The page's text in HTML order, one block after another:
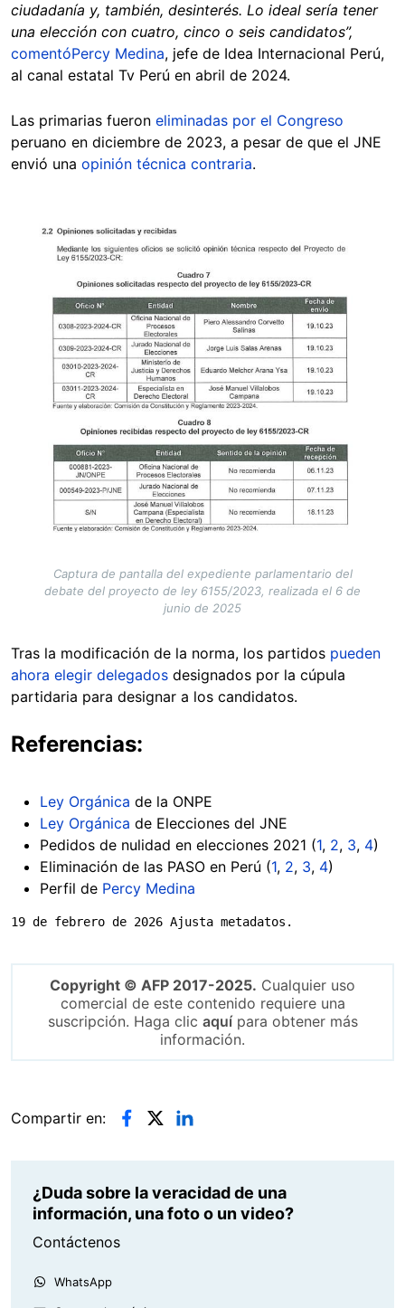
ciudadanía y, también, desinterés. Lo ideal sería tener
una elección con cuatro, cinco o seis candidatos”,
comentóPercy Medina, jefe de Idea Internacional Perú,
al canal estatal Tv Perú en abril de 2024.
Las primarias fueron eliminadas por el Congreso
peruano en diciembre de 2023, a pesar de que el JNE
envió una opinión técnica contraria.
Image
Captura de pantalla del expediente parlamentario del
debate del proyecto de ley 6155/2023, realizada el 6 de
junio de 2025
Tras la modificación de la norma, los partidos pueden
ahora elegir delegados designados por la cúpula
partidaria para designar a los candidatos.
Referencias:
Ley Orgánica de la ONPE
Ley Orgánica de Elecciones del JNE
Pedidos de nulidad en elecciones 2021 (1, 2, 3, 4)
Eliminación de las PASO en Perú (1, 2, 3, 4)
Perfil de Percy Medina
19 de febrero de 2026 Ajusta metadatos.
Copyright © AFP 2017-2025. Cualquier uso
comercial de este contenido requiere una
suscripción. Haga clic aquípara obtener más
información.
Compartir en:
¿Duda sobre la veracidad de una
información, una foto o un video?
Contáctenos
WhatsApp